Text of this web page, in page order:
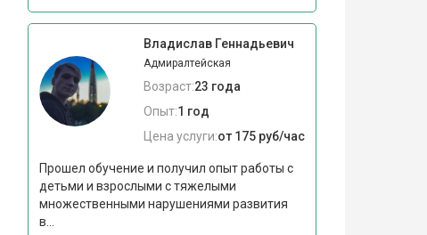
Владислав Геннадьевич
Адмиралтейская
Возраст:23 года
Опыт:1 год
Цена услуги:от 175 руб/час
Прошел обучение и получил опыт работы с
детьми и взрослыми с тяжелыми
множественными нарушениями развития
в...